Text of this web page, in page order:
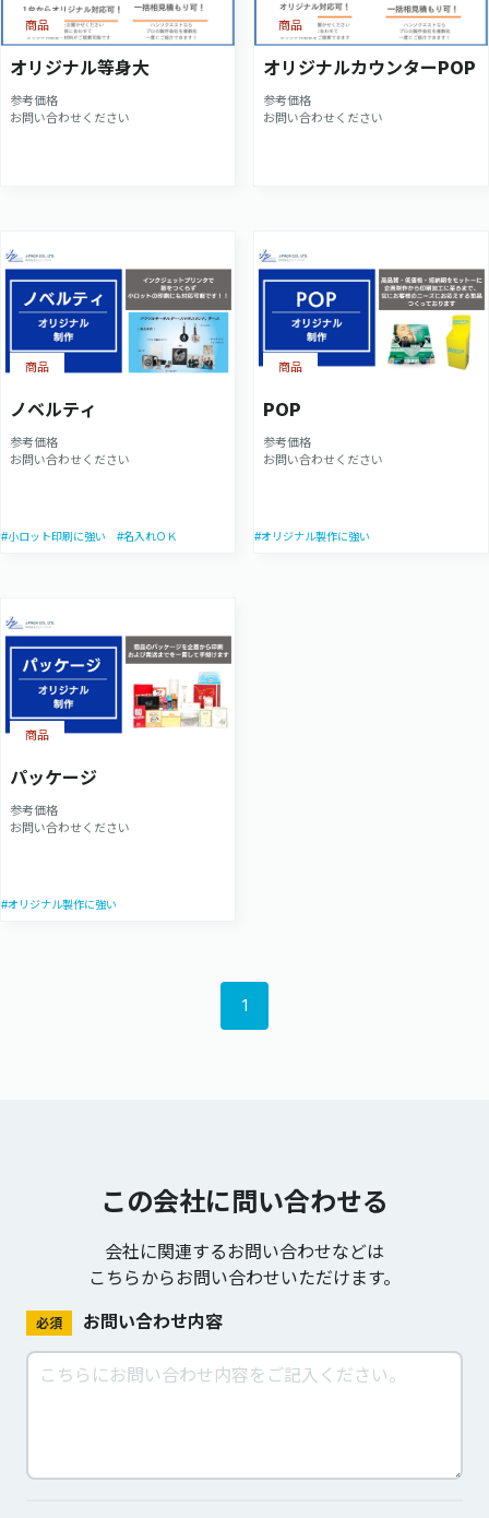
オリジナル等身大
参考価格
お問い合わせください
商品
オリジナルカウンターPOP
参考価格
お問い合わせください
商品
ノベルティ
参考価格
お問い合わせください
商品
#小ロット印刷に強い #名入れＯＫ
POP
参考価格
お問い合わせください
商品
#オリジナル製作に強い
パッケージ
参考価格
お問い合わせください
商品
#オリジナル製作に強い
1
この会社に問い合わせる
会社に関連するお問い合わせなどは
こちらからお問い合わせいただけます。
必須 お問い合わせ内容